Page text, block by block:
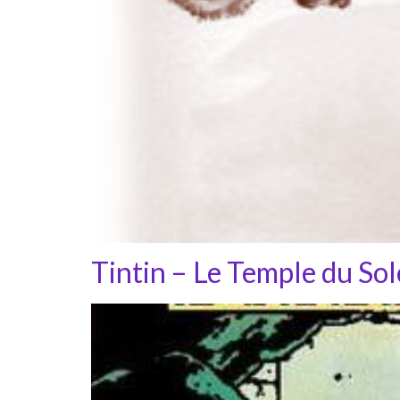
Tintin – Le Temple du